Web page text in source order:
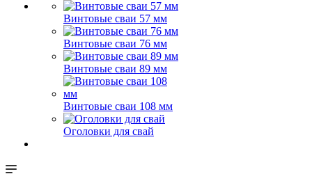
Винтовые сваи 57 мм
Винтовые сваи 76 мм
Винтовые сваи 89 мм
Винтовые сваи 108 мм
Оголовки для свай